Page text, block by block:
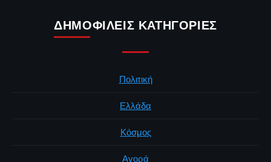
ΔΗΜΟΦΙΛΕΊΣ ΚΑΤΗΓΟΡΊΕΣ
Πολιτική
Ελλάδα
Κόσμος
Αγορά